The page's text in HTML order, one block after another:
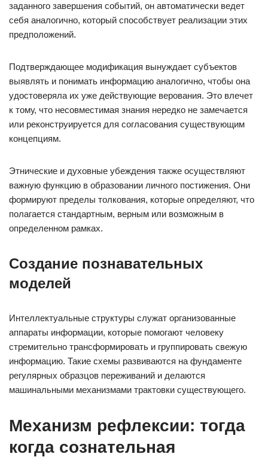
заданного завершения событий, он автоматически ведет
себя аналогично, который способствует реализации этих
предположений.
Подтверждающее модификация вынуждает субъектов
выявлять и понимать информацию аналогично, чтобы она
удостоверяла их уже действующие верования. Это влечет
к тому, что несовместимая знания нередко не замечается
или реконструируется для согласования существующим
концепциям.
Этнические и духовные убеждения также осуществляют
важную функцию в образовании личного постижения. Они
формируют пределы толкования, которые определяют, что
полагается стандартным, верным или возможным в
определенном рамках.
Создание познавательных
моделей
Интеллектуальные структуры служат организованные
аппараты информации, которые помогают человеку
стремительно трансформировать и группировать свежую
информацию. Такие схемы развиваются на фундаменте
регулярных образцов переживаний и делаются
машинальными механизмами трактовки существующего.
Механизм рефлексии: тогда
когда сознательная